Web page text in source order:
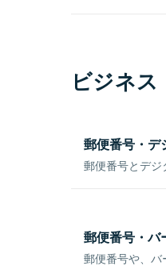
ビジネ
郵便番号・デ
郵便番号とデジ
郵便番号・バ
郵便番号や、バ